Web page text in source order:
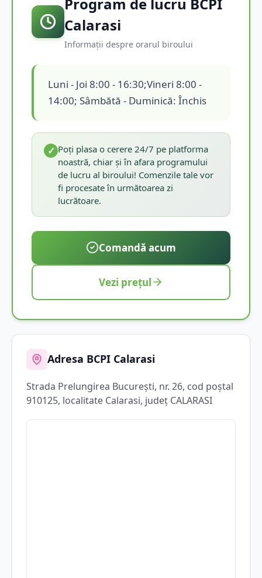
Calarasi
Informații despre orarul biroului
Luni - Joi 8:00 - 16:30;Vineri 8:00 -
14:00; Sâmbătă - Duminică: Închis
✓ Poți plasa o cerere 24/7 pe platforma
noastră, chiar și în afara programului
de lucru al biroului! Comenzile tale vor
fi procesate în următoarea zi
lucrătoare.
Comandă acum
Vezi prețul
Adresa BCPI Calarasi
Strada Prelungirea Bucureşti, nr. 26, cod poștal
910125, localitate Calarasi, județ CALARASI